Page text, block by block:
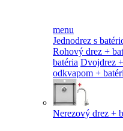
menu
Jednodrez s
Rohový drez +
batéria Dvojdrez
odkvapom +
Nerezový drez +